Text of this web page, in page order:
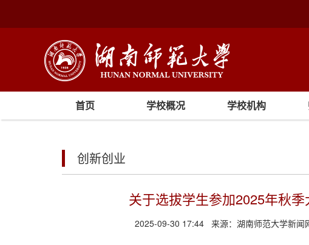
首页 学校概况 学校机构
创新创业
关于选拔学生参加2025年秋
2025-09-30 17:44来源： 湖南师范大学新闻